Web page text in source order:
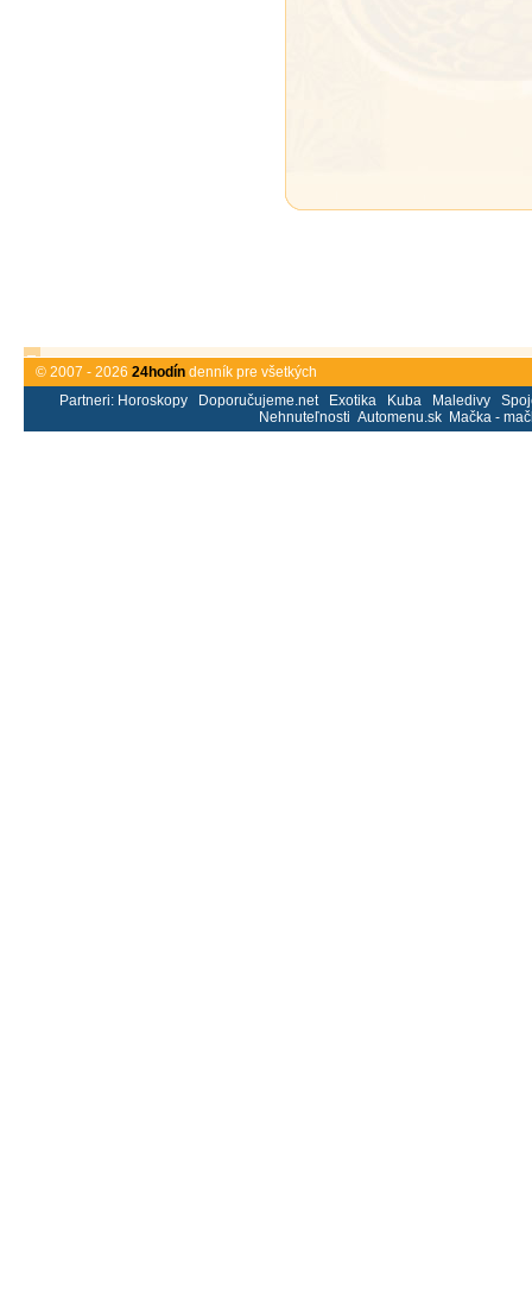
© 2007 - 2026 24hodín denník pre všetkých
Partneri: Horoskopy Doporučujeme.net Exotika Kuba Maledivy
Nehnuteľnosti Automenu.sk Mačka -